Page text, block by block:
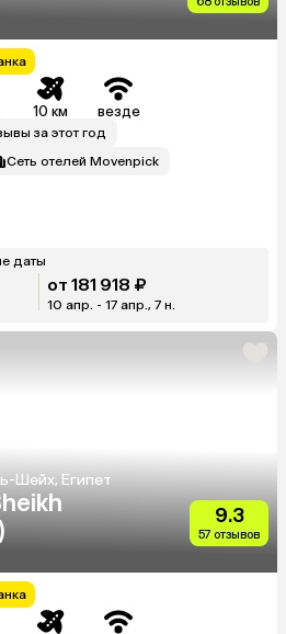
10 км везде
за этот год
Сеть отелей Movenpick
даты
от 181 918 ₽
10 апр. - 17 апр., 7 н.
Шейх, Египет
9.3
57 отзывов